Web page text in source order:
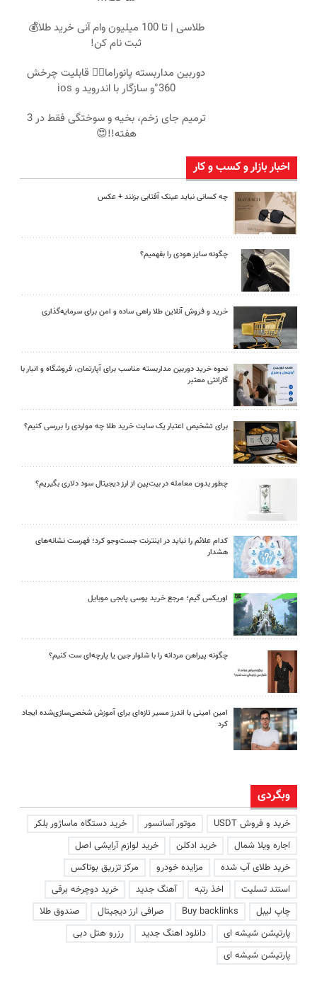
طلاسی | تا 100 میلیون وام آنی خرید طلا💰
ثبت نام کن!
دوربین مداربسته پانوراما👈🏻 قابلیت چرخش
360°و سازگار با اندروید و ios
ترمیم جای زخم، بخیه و سوختگی فقط در 3
هفته!!😍
اخبار بازار و کسب و کار
چه کسانی نباید عینک آفتابی بزنند + عکس
چگونه سایز هودی را بفهمیم؟
خرید و فروش آنلاین طلا راهی ساده و امن برای سرمایه‌گذاری
نحوه خرید دوربین مداربسته مناسب برای آپارتمان، فروشگاه و انبار با
گارانتی معتبر
برای تشخیص اعتبار یک سایت خرید طلا چه مواردی را بررسی کنیم؟
چطور بدون معامله در بیت‌پین از ارز دیجیتال سود دلاری بگیریم؟
کدام علائم را نباید در اینترنت جست‌وجو کرد؛ فهرست نشانه‌های
هشدار
اوریکس گیم؛ مرجع خرید یوسی پابجی موبایل
چگونه پیراهن مردانه را با شلوار جین یا پارچه‌ای ست کنیم؟
امین امینی با اندرز مسیر تازه‌ای برای آموزش شخصی‌سازی‌شده ایجاد
کرد
وبگردی
خرید و فروش USDT موتور آسانسور
خرید دستگاه ماساژور بلکر
اجاره ویلا شمال
خرید ادکلن
خرید لوازم آرایشی اصل
خرید طلای آب شده
مزایده خودرو
مرکز تزریق بوتاکس
استند تسلیت
اخذ رتبه آهنگ جدید
خرید دوچرخه برقی
چاپ لیبل
Buy backlinks صرافی ارز دیجیتال
صندوق طلا
پارتیشن شیشه ای
دانلود اهنگ جدید
رزرو هتل دبی
پارتیشن شیشه ای